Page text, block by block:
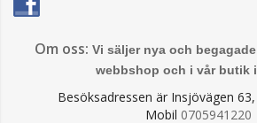
Om oss: Vi säljer nya och
webbshop och i vår butik
Besöksadressen är Insjövägen
Mobil 0705941220